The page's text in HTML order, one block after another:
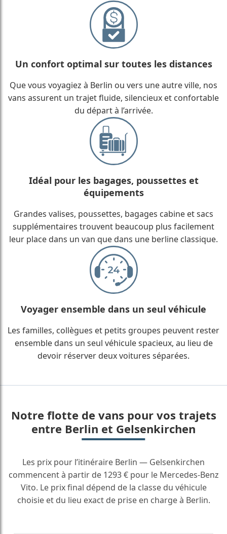
Un confort optimal sur toutes les distances
Que vous voyagiez à Berlin ou vers une autre ville, nos
vans assurent un trajet fluide, silencieux et confortable
du départ à l’arrivée.
Idéal pour les bagages, poussettes et
équipements
Grandes valises, poussettes, bagages cabine et sacs
supplémentaires trouvent beaucoup plus facilement
leur place dans un van que dans une berline classique.
Voyager ensemble dans un seul véhicule
Les familles, collègues et petits groupes peuvent rester
ensemble dans un seul véhicule spacieux, au lieu de
devoir réserver deux voitures séparées.
Notre flotte de vans pour vos trajets
entre Berlin et Gelsenkirchen
Les prix pour l’itinéraire Berlin — Gelsenkirchen
commencent à partir de 1293 € pour le Mercedes-Benz
Vito. Le prix final dépend de la classe du véhicule
choisie et du lieu exact de prise en charge à Berlin.